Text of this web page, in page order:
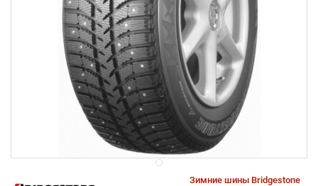
Зимние шины Bridgestone